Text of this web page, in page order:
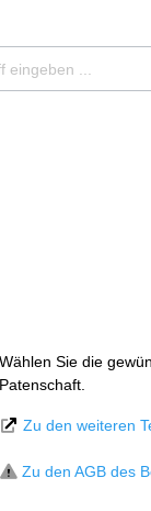
Wählen Sie die
Patenschaft.
Zu den weiteren
Zu den AGB des